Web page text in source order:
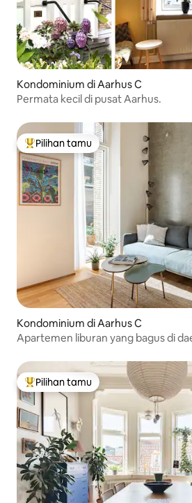
Kondominium di Aarhus C
Permata kecil di pusat Aarhus.
Pilihan tamu terpopuler
Pilihan tamu
Kondominium di Aarhus C
Apartemen liburan yang bagus di
Pilihan tamu terpopuler
Pilihan tamu